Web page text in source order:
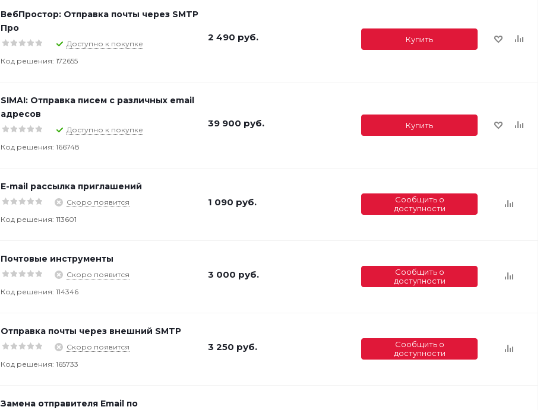
ВебПростор: Отправка почты через SMTP
Про
Доступно к покупке
Код решения: 172655
2 490 руб. Купить
SIMAI: Отправка писем с различных email
адресов
Доступно к покупке
Код решения: 166748
39 900 руб. Купить
E-mail рассылка приглашений
Скоро появится
Код решения: 113601
1 090 руб.
Сообщить о
доступности
Почтовые инструменты
Скоро появится
Код решения: 114346
3 000 руб.
Сообщить о
доступности
Отправка почты через внешний SMTP
Скоро появится
Код решения: 165733
3 250 руб.
Сообщить о
доступности
Замена отправителя Email по